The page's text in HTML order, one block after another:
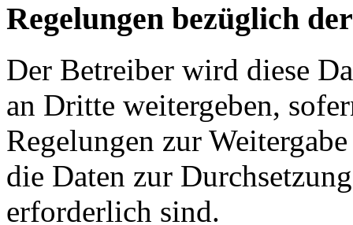
Regelungen bezüglich
Der Betreiber wird diese
an Dritte weitergeben,
Regelungen zur
die Daten zur
erforderlich sind.